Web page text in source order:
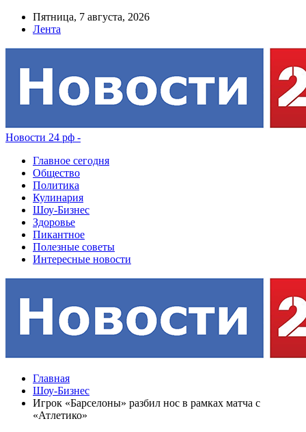
Пятница, 7 августа, 2026
Лента
Новости 24 рф -
Главное сегодня
Общество
Политика
Кулинария
Шоу-Бизнес
Здоровье
Пикантное
Полезные советы
Интересные новости
Главная
Шоу-Бизнес
Игрок «Барселоны» разбил нос в рамках матча с
«Атлетико»